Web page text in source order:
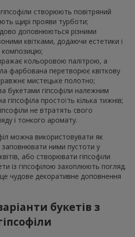
створюють повітряний
щирі прояви турботи;
доповнюються різними
квітками, додаючи естетики і
вражає кольоровою палітрою, а
фарбована перетворює квіткову
мистецьке полотно;
букетами гіпсофіли належним
гіпсофіла простоїть кілька тижнів;
не втратять свого
і тонкого аромату.
можна використовувати як
заповнювати ними пустоти у
або створювати гіпсофіли
із гіпсофілою захоплюють погляд.
чудове декоративне доповнення
букетів з